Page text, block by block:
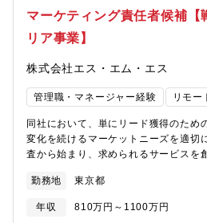
発見・企画段階からお任せ予定です。
立案・実行■メール、LINE、アプリ通
スチャネルでのシナリオ設計■会員の
ョン・ロイヤリティ向上施策■休眠会
友人紹介キャンペーンやコミュニティ
ィング基盤の構築（エンジニア連携）
境の整備ディレクション【利用ツール
「BigQuery」や「Treasure Data」、
を駆使し、大規模なデータを扱います
半の方に登録いただいているサービス
ズに行うため、利便性の高いデータ環
マーケティング責任者候補【
リア事業】
株式会社エス・エム・エス
管理職・マネージャー経験 リモー
同社において、単にリード獲得のため
変化を続けるマーケットニーズを適切
査から始まり、求められるサービスを
強い実行力を持つための組織の運営ま
ケティングを一気通貫でお任せしてい
献の幅を広げていきたく、募集をして
勤務地 東京都
年収 810万円～1100万円